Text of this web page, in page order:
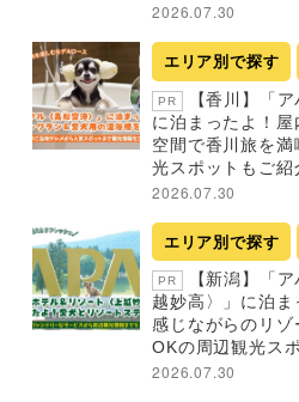
2026.07.30
エリア別で探す
PR
【香川】「ア
に泊まったよ！
空間で香川旅を
光スポットもご紹
2026.07.30
エリア別で探す
PR
【新潟】「
越妙高〉」に泊
感じながらのリ
OKの周辺観光ス
2026.07.30